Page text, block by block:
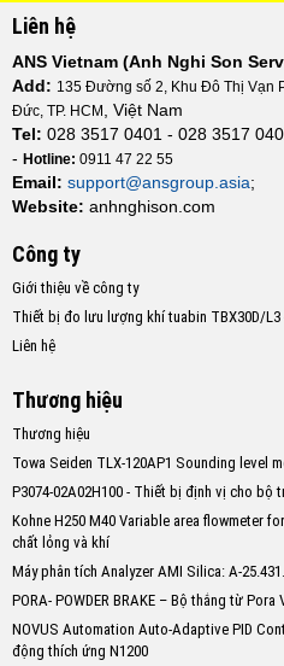
Liên hệ
ANS Vietnam (Anh Nghi Son
Add: 135 Đường số 2, Khu Đô Thị Vạn
Đức, TP. HCM
, Việt Nam
Tel: 028 3517 0401 - 028 3517
- Hotline: 0911 47 22 55
Email: support@ansgroup.asia;
Website: anhnghison.com
Công ty
Giới thiệu về công ty
Thiết bị đo lưu lượng khí tuabin TBX30D/
Liên hệ
Thương hiệu
Thương hiệu
Towa Seiden TLX-120AP1 Sounding level
P3074-02A02H100 - Thiết bị định vị cho bộ
Kohne H250 M40 Variable area flowmeter
chất lỏng và khí
Máy phân tích Analyzer AMI Silica: A-
PORA- POWDER BRAKE – Bộ thắng từ Pora
NOVUS Automation Auto-Adaptive PID
động thích ứng N1200